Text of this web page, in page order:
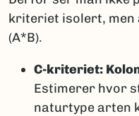
kriteriet isolert, men
(A*B).
C-kriteriet:
Estimerer hvor
naturtype arten